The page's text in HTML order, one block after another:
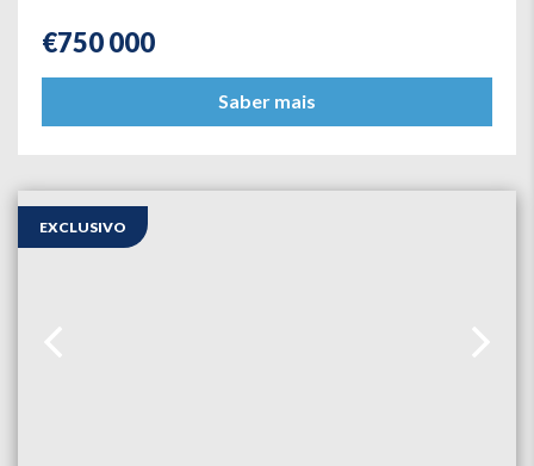
€750 000
Saber mais
EXCLUSIVO